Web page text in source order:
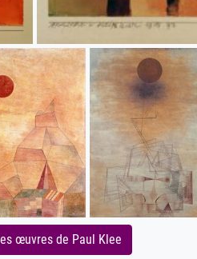
œuvres de Paul Klee